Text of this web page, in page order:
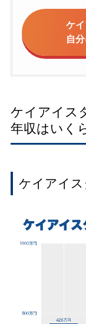
ケ
自
ケイアイス
年収はいく
ケイアイス